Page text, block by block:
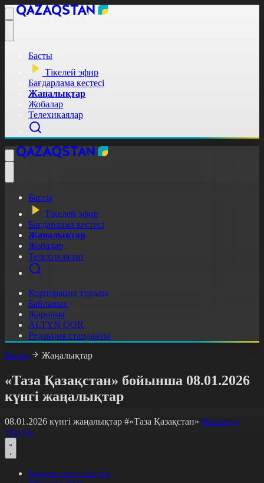
Басты
Тікелей эфир
Бағдарлама кестесі
Жаңалықтар
Жобалар
Телехикаялар
Басты
Тікелей эфир
Бағдарлама кестесі
Жаңалықтар
Жобалар
Телехикаялар
Корпорация туралы
Байланыс
Жарнама
ALTYN QOR
Редакция стандарты
Басты
Жаңалықтар
«Таза Қазақстан» бойынша 08.01.2026
күнгі жаңалықтар
08.01.2026 күнгі жаңалықтар #«Таза Қазақстан» Фильтрді
тазалау
Барлық жаңалықтар